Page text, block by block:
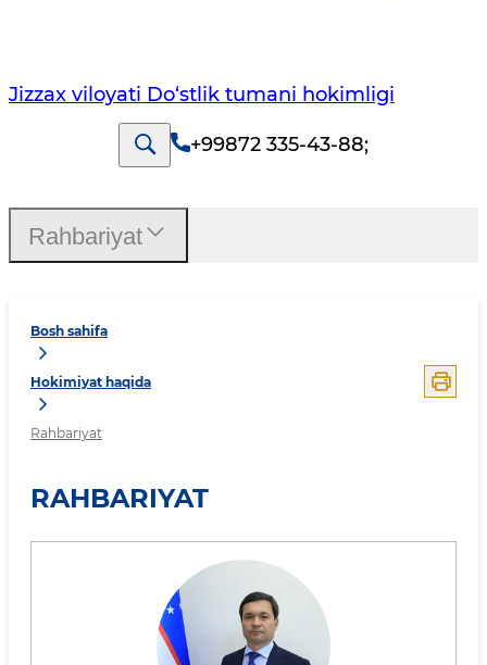
Jizzax viloyati Do‘stlik tumani hokimligi
+99872 335-43-88;
Bosh sahifa
Hokimiyat haqida
Rahbariyat
RAHBARIYAT
Rahbariyat